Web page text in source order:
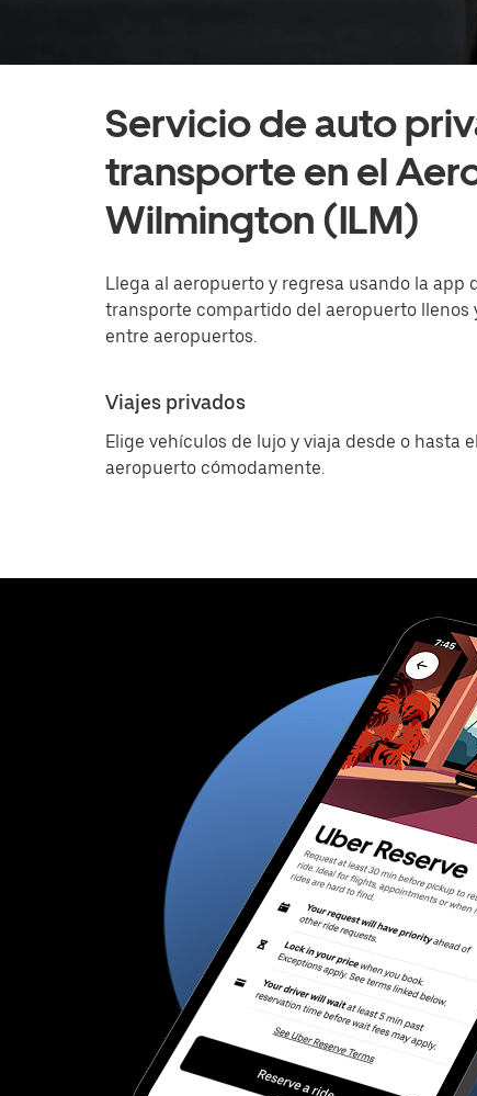
Servicio de auto
transporte en el
Wilmington (ILM)
Llega al aeropuerto y regresa usando la app
transporte compartido del aeropuerto llenos
entre aeropuertos.
Viajes privados
Elige vehículos de lujo y viaja desde o hasta el
aeropuerto cómodamente.